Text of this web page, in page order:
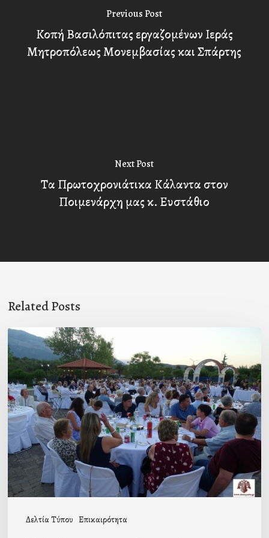
Previous Post
Κοπή Βασιλόπιτας εργαζομένων Ιεράς
Μητροπόλεως Μονεμβασίας και Σπάρτης
Next Post
Τα Πρωτοχρονιάτικα Κάλαντα στον
Ποιμενάρχη μας κ. Ευστάθιο
Related Posts
Δελτία Τύπου Επικαιρότητα
Πρόσκληση
προς
τους
Ομογενείς
μας